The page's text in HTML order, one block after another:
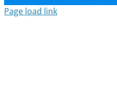
Page load link